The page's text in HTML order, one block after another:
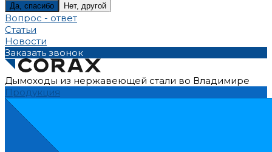
Да, спасибо Нет, другой
Вопрос - ответ
Статьи
Новости
Заказать звонок
Дымоходы из нержавеющей стали во Владимире
Продукция